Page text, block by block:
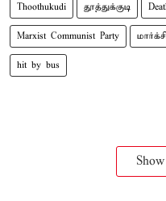
Thoothukudi தூத்துக்குடி
Marxist Communist Party
hit by bus